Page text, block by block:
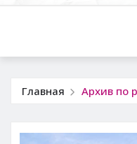
Главная Архив по